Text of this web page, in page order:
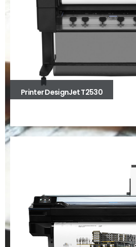
Printer DesignJet T2530